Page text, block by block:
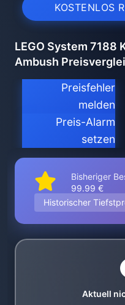
KOSTENLOS
LEGO System 7188
Ambush
Preisfehler
melden
Preis-Alarm
setzen
Bisheriger
99.99 €
Historischer
Aktuell